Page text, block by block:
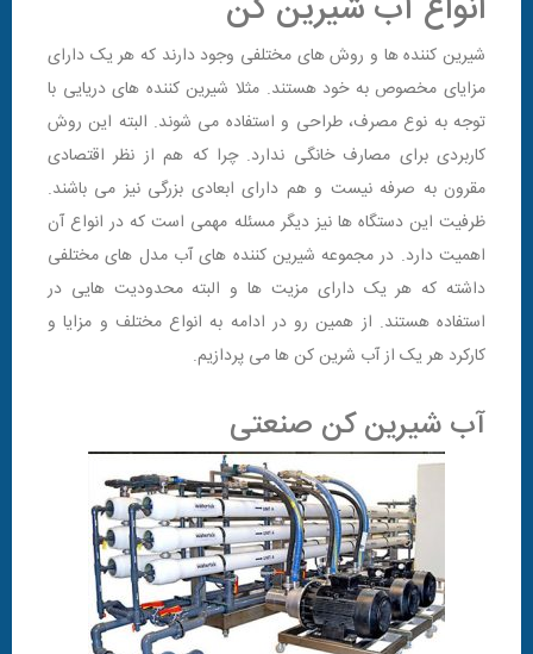
شیرین کننده ها و روش های مختلفی وجود دارند که هر یک دارای
مزایای مخصوص به خود هستند. مثلا شیرین کننده های دریایی با
توجه به نوع مصرف، طراحی و استفاده می شوند. البته این روش
کاربردی برای مصارف خانگی ندارد. چرا که هم از نظر اقتصادی
مقرون به صرفه نیست و هم دارای ابعادی بزرگی نیز می باشند.
ظرفیت این دستگاه ها نیز دیگر مسئله مهمی است که در انواع آن
اهمیت دارد. در مجموعه شیرین کننده های آب مدل های مختلفی
داشته که هر یک دارای مزیت ها و البته محدودیت هایی در
استفاده هستند. از همین رو در ادامه به انواع مختلف و مزایا و
کارکرد هر یک از آب شرین کن ها می پردازیم.
آب شیرین کن صنعتی